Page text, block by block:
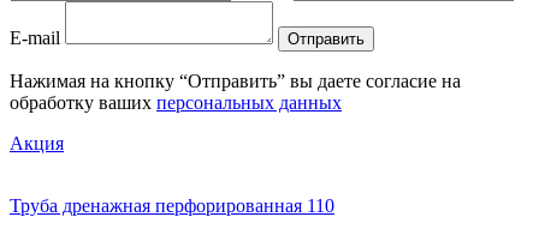
E-mail Отправить
Нажимая на кнопку “Отправить” вы даете согласие на
обработку ваших персональных данных
Акция
Труба дренажная перфорированная 110